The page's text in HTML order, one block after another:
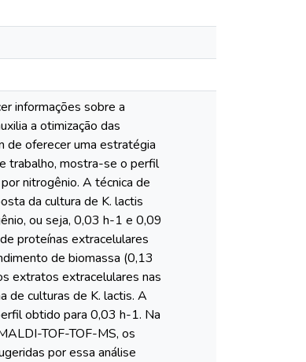
informações sobre a
a otimização das
de oferecer uma estratégia
trabalho, mostra-se o perfil
nitrogênio. A técnica de
da cultura de K. lactis
ou seja, 0,03 h-1 e 0,09
proteínas extracelulares
de biomassa (0,13
extratos extracelulares nas
de culturas de K. lactis. A
obtido para 0,03 h-1. Na
TOF-TOF-MS, os
por essa análise